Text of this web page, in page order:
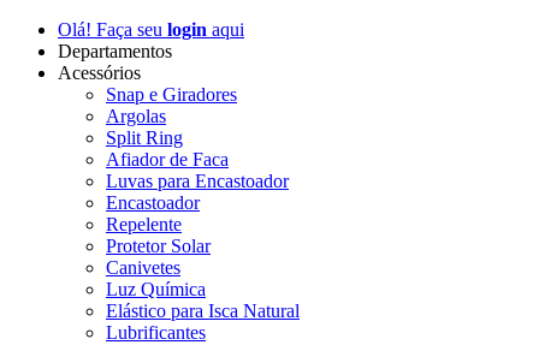
Olá! Faça seu login aqui
Departamentos
Acessórios
Snap e Giradores
Argolas
Split Ring
Afiador de Faca
Luvas para Encastoador
Encastoador
Repelente
Protetor Solar
Canivetes
Luz Química
Elástico para Isca Natural
Lubrificantes